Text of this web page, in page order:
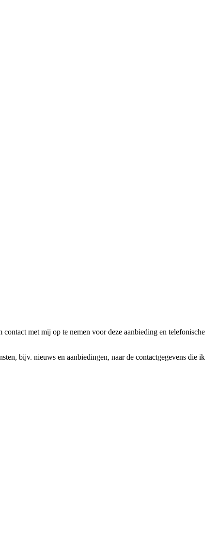
met mij op te nemen voor deze aanbieding en telefonische
bijv. nieuws en aanbiedingen, naar de contactgegevens die ik